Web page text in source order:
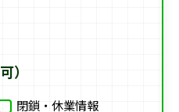
）
閉鎖・休業情報